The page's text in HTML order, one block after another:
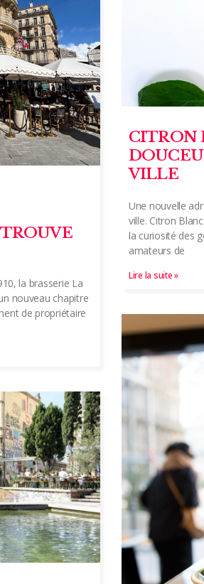
la brasserie La
nouveau chapitre
de propriétaire
CITRON
VILLE
Une nouvelle
ville. Citron
la curiosité des
amateurs de
Lire la suite »